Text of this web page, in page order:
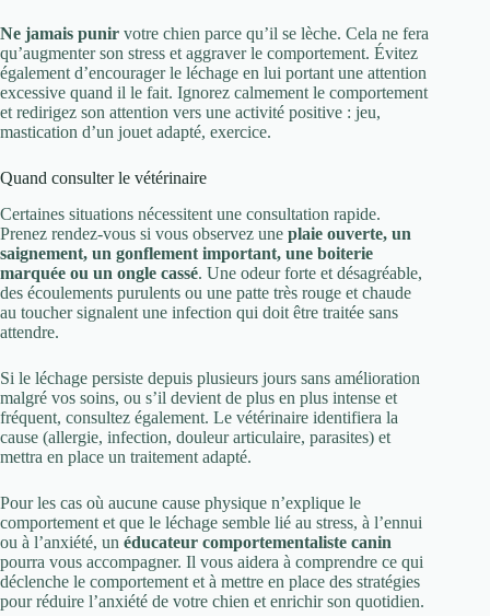
Ne jamais punir votre chien parce qu’il se lèche. Cela ne fera
qu’augmenter son stress et aggraver le comportement. Évitez
également d’encourager le léchage en lui portant une attention
excessive quand il le fait. Ignorez calmement le comportement
et redirigez son attention vers une activité positive : jeu,
mastication d’un jouet adapté, exercice.
Quand consulter le vétérinaire
Certaines situations nécessitent une consultation rapide.
Prenez rendez-vous si vous observez une plaie ouverte, un
saignement, un gonflement important, une boiterie
marquée ou un ongle cassé. Une odeur forte et désagréable,
des écoulements purulents ou une patte très rouge et chaude
au toucher signalent une infection qui doit être traitée sans
attendre.
Si le léchage persiste depuis plusieurs jours sans amélioration
malgré vos soins, ou s’il devient de plus en plus intense et
fréquent, consultez également. Le vétérinaire identifiera la
cause (allergie, infection, douleur articulaire, parasites) et
mettra en place un traitement adapté.
Pour les cas où aucune cause physique n’explique le
comportement et que le léchage semble lié au stress, à l’ennui
ou à l’anxiété, un éducateur comportementaliste canin
pourra vous accompagner. Il vous aidera à comprendre ce qui
déclenche le comportement et à mettre en place des stratégies
pour réduire l’anxiété de votre chien et enrichir son quotidien.